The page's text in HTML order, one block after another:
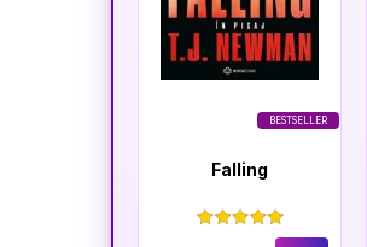
BESTSELLER
Falling